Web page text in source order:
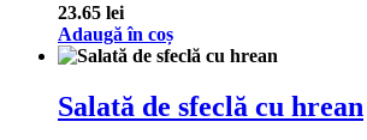
23.65 lei
Adaugă în coș
Salată de sfeclă cu hrean